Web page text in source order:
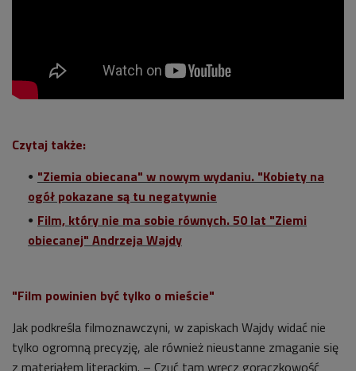
Czytaj także:
"Ziemia obiecana" w nowym wydaniu. "Kobiety na
ogół pokazane są tu negatywnie
Film, który nie ma sobie równych. 50 lat "Ziemi
obiecanej" Andrzeja Wajdy
"Film powinien być tylko o mieście"
Jak podkreśla filmoznawczyni, w zapiskach Wajdy widać nie
tylko ogromną precyzję, ale również nieustanne zmaganie się
z materiałem literackim. – Czuć tam wręcz gorączkowość